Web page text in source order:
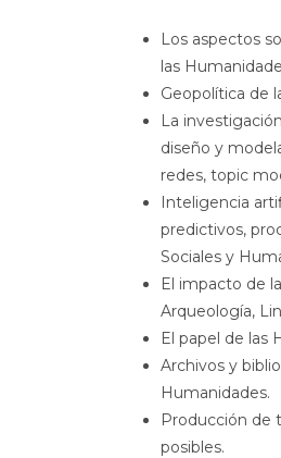
Los aspectos
las
Geopolítica de
La
diseño y
redes, topic
Inteligencia
predictivos,
Sociales y
El impacto de
Arqueología,
El papel de las
Archivos y
Humanidades.
Producción de
posibles.